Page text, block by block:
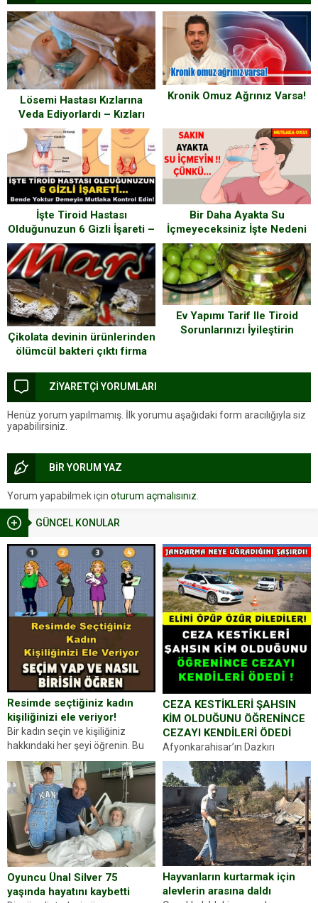
GÜNCEL KONULAR
Resimde seçtiğiniz kadın
kişiliğinizi ele veriyor!
Bir kadın seçin ve kişiliğiniz
hakkındaki her şeyi öğrenin. Bu
kez karşınıza oldukça farklı bir
kişilik testiyle çıkıyoruz. Resimde
gördüğünüz kadın figürlerinden
dikkatinizi en...
CEZA KESTİKLERİ ŞAHSIN
KİM OLDUĞUNU ÖĞRENİNCE
CEZAYI KENDİLERİ ÖDEDİ
Afyonkarahisar’ın Dazkırı
ilçesinde trafik uygulaması
yapan jandarma ekipleri
durdurdukları bir otomobilin
sürücüsünden ehliyet ve ruhsat
sorup belgelerini istedi. Sürücü
Abdurrahman Ö.nün verdiği
evraklarda eksik olduğunu...
Oyuncu Ünal Silver 75
yaşında hayatını kaybetti
Hayvanların kurtarmak için
alevlerin arasına daldı
Lösemi Hastası Kızlarına
Veda Ediyorlardı – Kızları
Gözünü Açtı Ve Şu Kelimeleri
Fısıldadı
Kronik Omuz Ağrınız Varsa!
İşte Tiroid Hastası
Olduğunuzun 6 Gizli İşareti –
Bende Yoktur Demeyin
Mutlaka Kontrol Edin.
Bir Daha Ayakta Su
İçmeyeceksiniz İşte Nedeni
Çikolata devinin ürünlerinden
ölümcül bakteri çıktı firma
Ev Yapımı Tarif Ile Tiroid
Sorunlarınızı İyileştirin
ZİYARETÇİ YORUMLARI
Henüz yorum yapılmamış. İlk yorumu aşağıdaki form aracılığıyla siz
yapabilirsiniz.
BİR YORUM YAZ
Yorum yapabilmek için oturum açmalısınız